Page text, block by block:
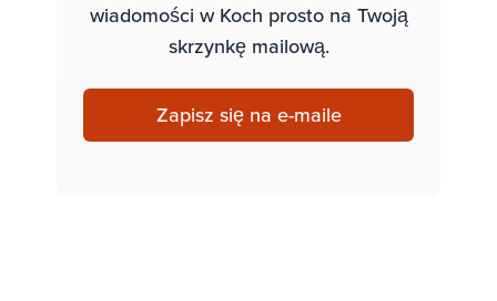
wiadomości w Koch prosto na Twoją
skrzynkę mailową.
Zapisz się na e-maile